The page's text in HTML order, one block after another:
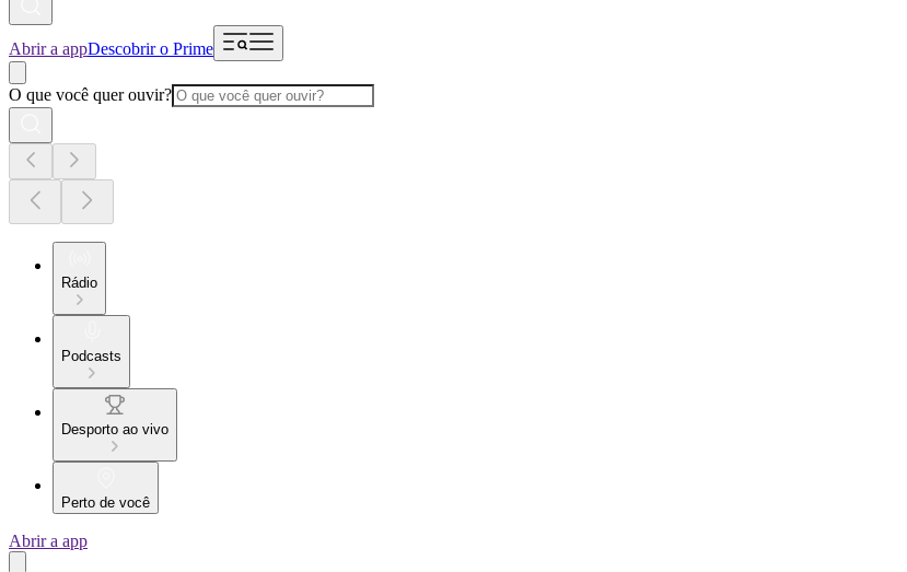
Abrir a appDescobrir o Prime
O que você quer ouvir?
Rádio
Podcasts
Desporto ao vivo
Perto de você
Abrir a app